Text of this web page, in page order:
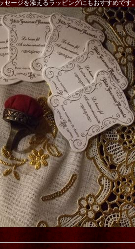
ージを添えるラッピングにもおすすめです。